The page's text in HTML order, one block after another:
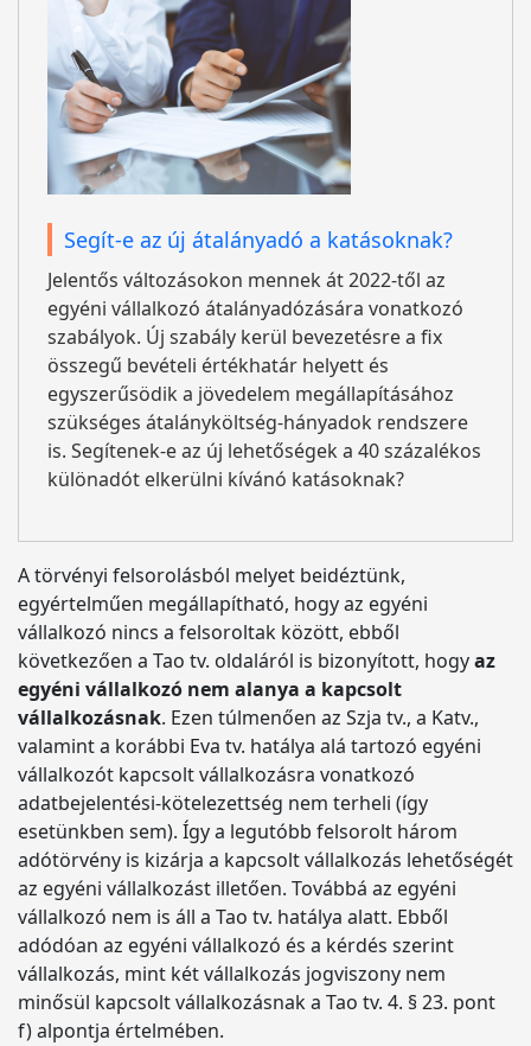
Segít-e az új átalányadó a katásoknak?
Jelentős változásokon mennek át 2022-től az
egyéni vállalkozó átalányadózására vonatkozó
szabályok. Új szabály kerül bevezetésre a fix
összegű bevételi értékhatár helyett és
egyszerűsödik a jövedelem megállapításához
szükséges átalányköltség-hányadok rendszere
is. Segítenek-e az új lehetőségek a 40 százalékos
különadót elkerülni kívánó katásoknak?
A törvényi felsorolásból melyet beidéztünk,
egyértelműen megállapítható, hogy az egyéni
vállalkozó nincs a felsoroltak között, ebből
következően a Tao tv. oldaláról is bizonyított, hogyaz
egyéni vállalkozó nem alanya a kapcsolt
vállalkozásnak. Ezen túlmenően az Szja tv., a Katv.,
valamint a korábbi Eva tv. hatálya alá tartozó egyéni
vállalkozót kapcsolt vállalkozásra vonatkozó
adatbejelentési-kötelezettség nem terheli (így
esetünkben sem). Így a legutóbb felsorolt három
adótörvény is kizárja a kapcsolt vállalkozás lehetőségét
az egyéni vállalkozást illetően. Továbbá az egyéni
vállalkozó nem is áll a Tao tv. hatálya alatt. Ebből
adódóan az egyéni vállalkozó és a kérdés szerint
vállalkozás, mint két vállalkozás jogviszony nem
minősül kapcsolt vállalkozásnak a Tao tv. 4. § 23. pont
f) alpontja értelmében.